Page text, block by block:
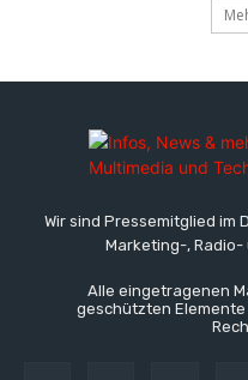
Wir sind Pressemitglied im
Marketing-, Radio-
Alle eingetragenen
geschützten